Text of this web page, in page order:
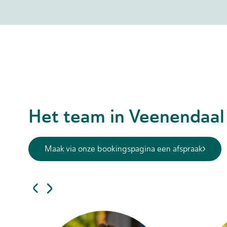
Het team in
Maak via onze bookingspagina een afspraak